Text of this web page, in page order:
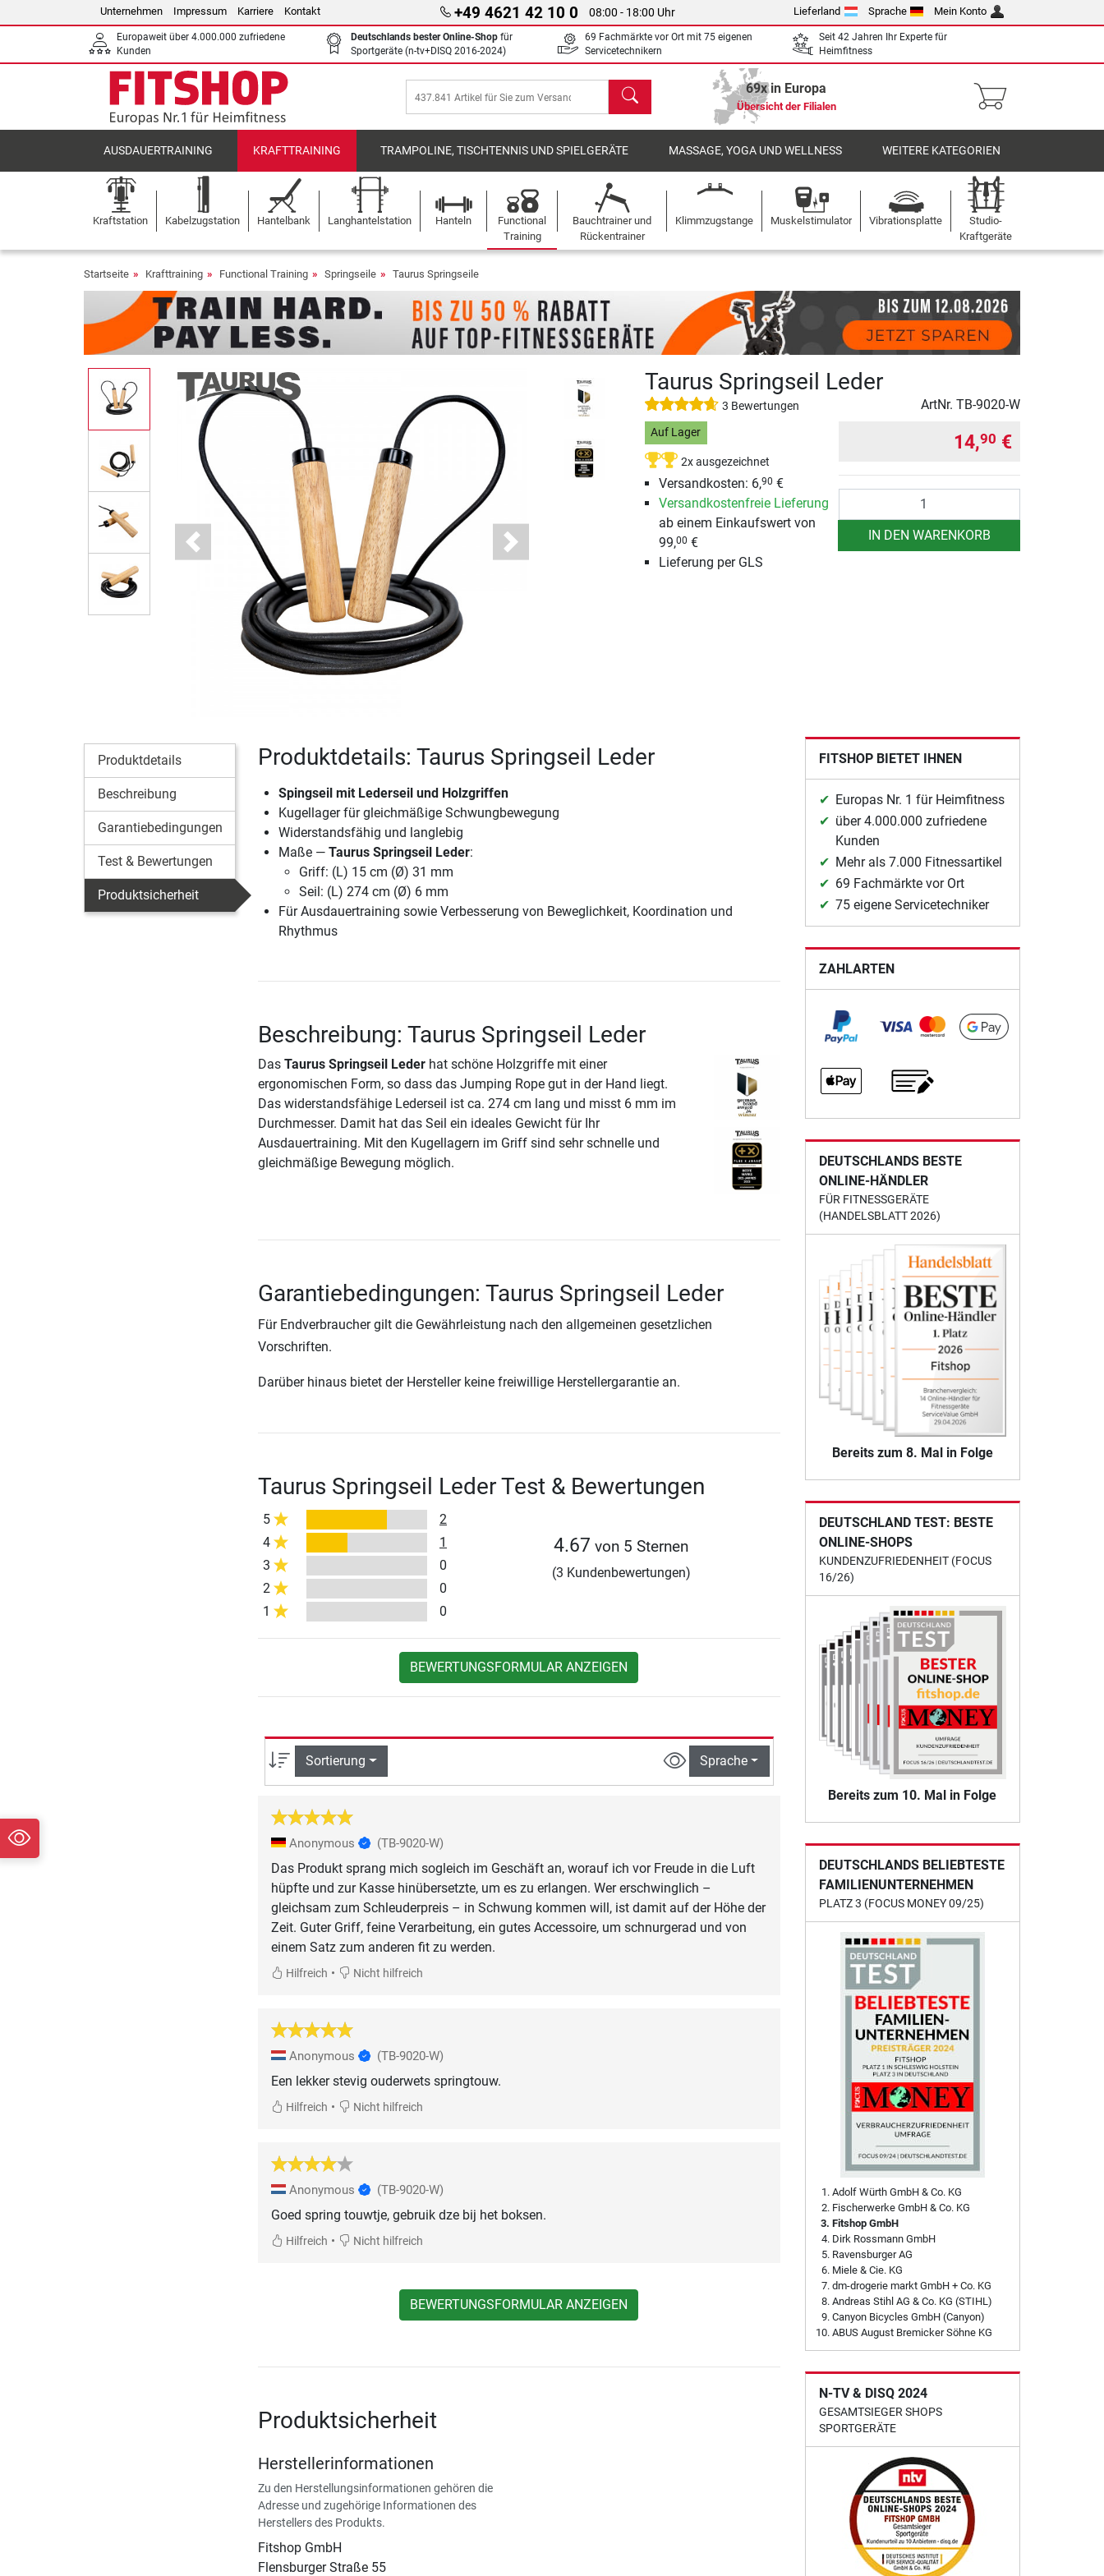
Unternehmen Impressum Karriere Kontakt +49 4621 42 10 0 08:00 - 18:00 Uhr Lieferland Sprache Mein Konto
Europaweit über 4.000.000 zufriedene
Kunden
Deutschlands bester Online-Shop für
Sportgeräte (n-tv+DISQ 2016-2024)
69 Fachmärkte vor Ort mit 75 eigenen
Servicetechnikern
Seit 42 Jahren Ihr Experte für
Heimfitness
Suchen 69x in Europa
Übersicht der Filialen
AUSDAUERTRAINING KRAFTTRAINING TRAMPOLINE, TISCHTENNIS UND SPIELGERÄTE MASSAGE, YOGA UND WELLNESS WEITERE KATEGORIEN
Kraftstation Kabelzugstation Hantelbank Langhantelstation Hanteln
Functional
Training
Bauchtrainer und
Rückentrainer
Klimmzugstange Muskelstimulator Vibrationsplatte
Studio-
Kraftgeräte
Startseite Krafttraining Functional Training Springseile Taurus Springseile
Previous Next
Taurus Springseil Leder
3 Bewertungen ArtNr. TB-9020-W
Auf Lager
2x ausgezeichnet
Versandkosten: 6,90 €
Versandkostenfreie Lieferung
ab einem Einkaufswert von
99,00 €
Lieferung per GLS
14,90 €
IN DEN WARENKORB
Produktdetails
Beschreibung
Garantiebedingungen
Test & Bewertungen
Produktsicherheit
Produktdetails: Taurus Springseil Leder
Spingseil mit Lederseil und Holzgriffen
Kugellager für gleichmäßige Schwungbewegung
Widerstandsfähig und langlebig
Maße — Taurus Springseil Leder:
Griff: (L) 15 cm (Ø) 31 mm
Seil: (L) 274 cm (Ø) 6 mm
Für Ausdauertraining sowie Verbesserung von Beweglichkeit, Koordination und
Rhythmus
Beschreibung: Taurus Springseil Leder
Das Taurus Springseil Lederhat schöne Holzgriffe mit einer
ergonomischen Form, so dass das Jumping Rope gut in der Hand liegt.
Das widerstandsfähige Lederseil ist ca. 274 cm lang und misst 6 mm im
Durchmesser. Damit hat das Seil ein ideales Gewicht für Ihr
Ausdauertraining. Mit den Kugellagern im Griff sind sehr schnelle und
gleichmäßige Bewegung möglich.
Garantiebedingungen: Taurus Springseil Leder
Für Endverbraucher gilt die Gewährleistung nach den allgemeinen gesetzlichen
Vorschriften.
Darüber hinaus bietet der Hersteller keine freiwillige Herstellergarantie an.
Taurus Springseil Leder Test & Bewertungen
5
2
4
1
3
0
2
0
1
0
4.67 von 5 Sternen
(3 Kundenbewertungen)
BEWERTUNGSFORMULAR ANZEIGEN
Sortierung Sprache
Anonymous (TB-9020-W)
Das Produkt sprang mich sogleich im Geschäft an, worauf ich vor Freude in die Luft
hüpfte und zur Kasse hinübersetzte, um es zu erlangen. Wer erschwinglich –
gleichsam zum Schleuderpreis – in Schwung kommen will, ist damit auf der Höhe der
Zeit. Guter Griff, feine Verarbeitung, ein gutes Accessoire, um schnurgerad und von
einem Satz zum anderen fit zu werden.
Hilfreich • Nicht hilfreich
Anonymous (TB-9020-W)
Een lekker stevig ouderwets springtouw.
Hilfreich • Nicht hilfreich
Anonymous (TB-9020-W)
Goed spring touwtje, gebruik dze bij het boksen.
Hilfreich • Nicht hilfreich
BEWERTUNGSFORMULAR ANZEIGEN
Produktsicherheit
Herstellerinformationen
Zu den Herstellungsinformationen gehören die
Adresse und zugehörige Informationen des
Herstellers des Produkts.
Fitshop GmbH
Flensburger Straße 55
FITSHOP BIETET IHNEN
Europas Nr. 1 für Heimfitness
über 4.000.000 zufriedene
Kunden
Mehr als 7.000 Fitnessartikel
69 Fachmärkte vor Ort
75 eigene Servicetechniker
ZAHLARTEN
DEUTSCHLANDS BESTE
ONLINE-HÄNDLER
FÜR FITNESSGERÄTE
(HANDELSBLATT 2026)
Bereits zum 8. Mal in Folge
DEUTSCHLAND TEST: BESTE
ONLINE-SHOPS
KUNDENZUFRIEDENHEIT (FOCUS
16/26)
Bereits zum 10. Mal in Folge
DEUTSCHLANDS BELIEBTESTE
FAMILIENUNTERNEHMEN
PLATZ 3 (FOCUS MONEY 09/25)
Adolf Würth GmbH & Co. KG
Fischerwerke GmbH & Co. KG
Fitshop GmbH
Dirk Rossmann GmbH
Ravensburger AG
Miele & Cie. KG
dm-drogerie markt GmbH + Co. KG
Andreas Stihl AG & Co. KG (STIHL)
Canyon Bicycles GmbH (Canyon)
ABUS August Bremicker Söhne KG
N-TV & DISQ 2024
GESAMTSIEGER SHOPS
SPORTGERÄTE